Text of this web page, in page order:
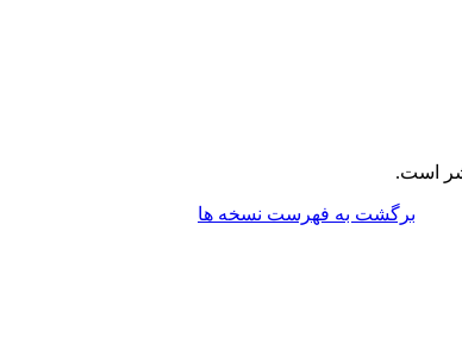
است.
برگشت به فهرست نسخه ها